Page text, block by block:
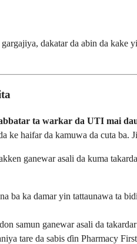
dakatar da abin da
ta warkar da UTI mai
ke haifar da kamuwa da cuta
ganewar asali da kuma
ba ka damar yin tattaunawa ta
samun ganewar asali da
tare da sabis ɗin Pharmacy